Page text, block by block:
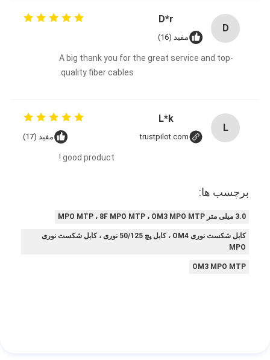
D
D*r
مفید (16)
A big thank you for the great service and top-
quality fiber cables.
L
L*k
trustpilot.com مفید (17)
good product !
برچسب ها:
3.0 میلی متر MPO MTP ، 8F MPO MTP ، OM3 MPO MTP
کابل شکست نوری OM4 ، کابل پچ 50/125 نوری ، کابل شکست نوری
MPO
OM3 MPO MTP